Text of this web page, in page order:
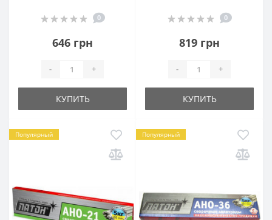
0
646 грн
- +
КУПИТЬ
0
819 грн
- +
КУПИТЬ
Популярный Популярный